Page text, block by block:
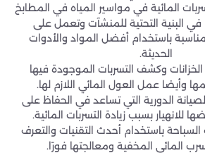
المائية في مواسير المياه في المطابخ
في البنية التحتية للمنشآت وتعمل على
باستخدام أفضل المواد والأدوات
الحديثة.
وكشف التسربات الموجودة فيها
وأيضا عمل العول المائي اللازم لها.
الدورية التي تساعد في الحفاظ على
للانهيار بسبب زيادة التسربات المائية.
باستخدام أحدث التقنيات والتعرف
المائي المخفية ومعالجتها فورًا.